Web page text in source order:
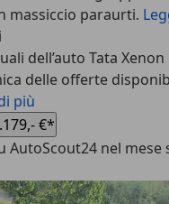
massiccio paraurti.
dell’auto Tata
delle offerte
più
€*
AutoScout24 nel mese